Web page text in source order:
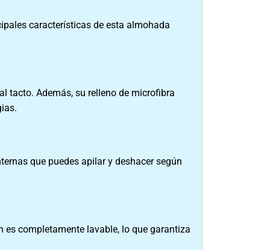
características de esta almohada
tacto. Además, su relleno de microfibra
que puedes apilar y deshacer según
completamente lavable, lo que garantiza